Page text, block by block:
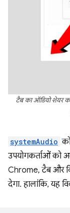
टैब का ऑडियो शेयर
systemAudio
उपयोगकर्ताओं को
Chrome, टैब और
देगा. हालांकि, यह